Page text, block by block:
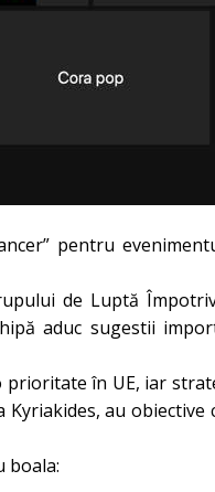
pentru
de Luptă
aduc sugestii
în UE, iar
Kyriakides, au obiective
boala: